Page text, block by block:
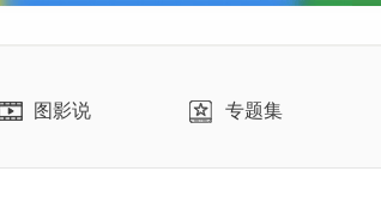
图影说 专题集